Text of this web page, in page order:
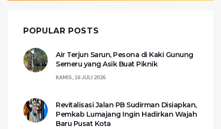
POPULAR POSTS
Air Terjun Sarun, Pesona di Kaki Gunung
Semeru yang Asik Buat Piknik
KAMIS, 16 JULI 2026
Revitalisasi Jalan PB Sudirman Disiapkan,
Pemkab Lumajang Ingin Hadirkan Wajah
Baru Pusat Kota